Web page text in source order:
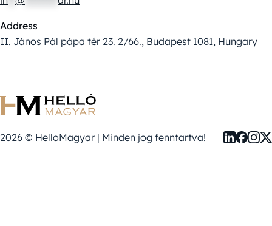
Address
II. János Pál pápa tér 23. 2/66., Budapest 1081, Hungary
2026 © HelloMagyar | Minden jog fenntartva!